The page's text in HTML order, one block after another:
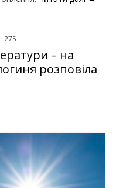
275
– на
розповіла